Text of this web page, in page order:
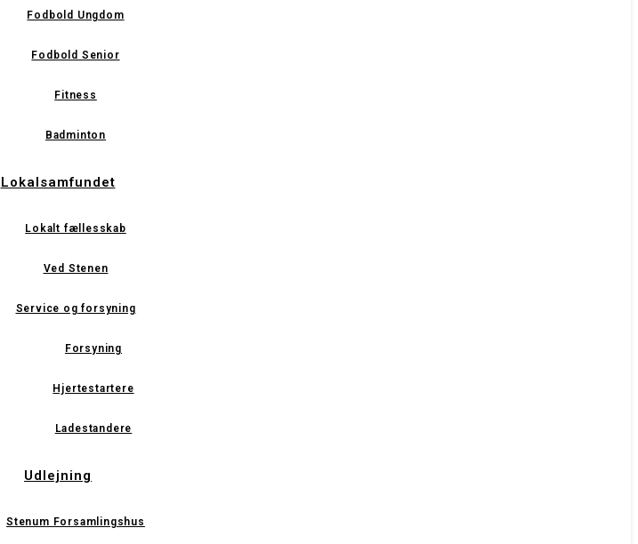
Fodbold Ungdom
Fodbold Senior
Fitness
Badminton
Lokalsamfundet
Lokalt fællesskab
Ved Stenen
Service og forsyning
Forsyning
Hjertestartere
Ladestandere
Udlejning
Stenum Forsamlingshus